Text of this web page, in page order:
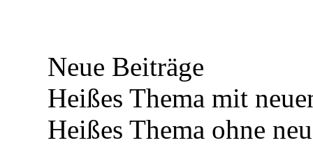
Neue Beiträge
Heißes Thema mit
Heißes Thema ohne